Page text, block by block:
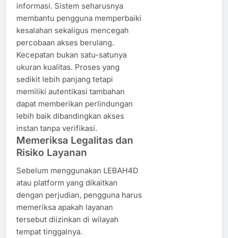
informasi. Sistem seharusnya
membantu pengguna memperbaiki
kesalahan sekaligus mencegah
percobaan akses berulang.
Kecepatan bukan satu-satunya
ukuran kualitas. Proses yang
sedikit lebih panjang tetapi
memiliki autentikasi tambahan
dapat memberikan perlindungan
lebih baik dibandingkan akses
instan tanpa verifikasi.
Memeriksa Legalitas dan
Risiko Layanan
Sebelum menggunakan LEBAH4D
atau platform yang dikaitkan
dengan perjudian, pengguna harus
memeriksa apakah layanan
tersebut diizinkan di wilayah
tempat tinggalnya.